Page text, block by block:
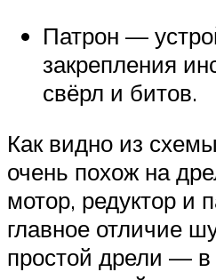
Патрон —
закрепления
свёрл и битов.
Как видно из
очень похож на
мотор, редуктор и
главное отличие
простой дрели — в